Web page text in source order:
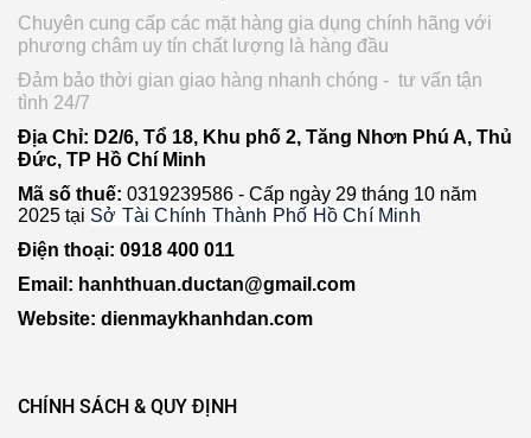
Chuyên cung cấp các mặt hàng gia dụng chính hãng với
phương châm uy tín chất lượng là hàng đầu
Đảm bảo thời gian giao hàng nhanh chóng - tư vấn tận
tình 24/7
Địa Chỉ: D2/6, Tổ 18, Khu phố 2, Tăng Nhơn Phú A, Thủ
Đức, TP Hồ Chí Minh
Mã số thuế: 0319239586 - Cấp ngày 29 tháng 10 năm
2025 tại Sở Tài Chính Thành Phố Hồ Chí Minh
Điện thoại: 0918 400 011
Email: hanhthuan.ductan@gmail.com
Website: dienmaykhanhdan.com
CHÍNH SÁCH & QUY ĐỊNH